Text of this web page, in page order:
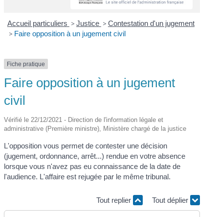
Accueil particuliers > Justice > Contestation d'un jugement
> Faire opposition à un jugement civil
Fiche pratique
Faire opposition à un jugement
civil
Vérifié le 22/12/2021 - Direction de l'information légale et
administrative (Première ministre), Ministère chargé de la justice
L'opposition vous permet de contester une décision
(jugement, ordonnance, arrêt...) rendue en votre absence
lorsque vous n'avez pas eu connaissance de la date de
l'audience. L'affaire est rejugée par le même tribunal.
Tout replier Tout déplier